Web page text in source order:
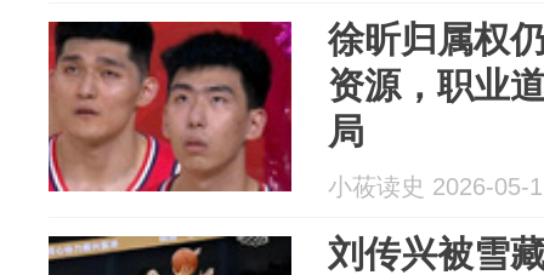
徐昕归属权
资源，职业
局
小莜读史 2026-05-
刘传兴被雪